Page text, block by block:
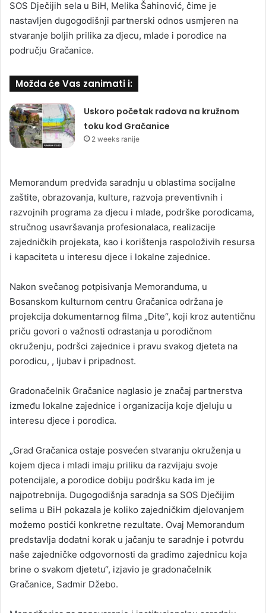
SOS Dječijih sela u BiH, Melika Šahinović, čime je
nastavljen dugogodišnji partnerski odnos usmjeren na
stvaranje boljih prilika za djecu, mlade i porodice na
području Gračanice.
Možda će Vas zanimati i:
Uskoro početak radova na kružnom
toku kod Gračanice
2 weeks ranije
Memorandum predviđa saradnju u oblastima socijalne
zaštite, obrazovanja, kulture, razvoja preventivnih i
razvojnih programa za djecu i mlade, podrške porodicama,
stručnog usavršavanja profesionalaca, realizacije
zajedničkih projekata, kao i korištenja raspoloživih resursa
i kapaciteta u interesu djece i lokalne zajednice.
Nakon svečanog potpisivanja Memoranduma, u
Bosanskom kulturnom centru Gračanica održana je
projekcija dokumentarnog filma „Dite“, koji kroz autentičnu
priču govori o važnosti odrastanja u porodičnom
okruženju, podršci zajednice i pravu svakog djeteta na
porodicu, , ljubav i pripadnost.
Gradonačelnik Gračanice naglasio je značaj partnerstva
između lokalne zajednice i organizacija koje djeluju u
interesu djece i porodica.
„Grad Gračanica ostaje posvećen stvaranju okruženja u
kojem djeca i mladi imaju priliku da razvijaju svoje
potencijale, a porodice dobiju podršku kada im je
najpotrebnija. Dugogodišnja saradnja sa SOS Dječijim
selima u BiH pokazala je koliko zajedničkim djelovanjem
možemo postići konkretne rezultate. Ovaj Memorandum
predstavlja dodatni korak u jačanju te saradnje i potvrdu
naše zajedničke odgovornosti da gradimo zajednicu koja
brine o svakom djetetu“, izjavio je gradonačelnik
Gračanice, Sadmir Džebo.